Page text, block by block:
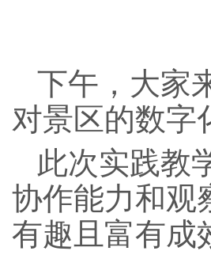
下午，大家
对景区的数字
此次实践教
协作能力和观
有趣且富有成